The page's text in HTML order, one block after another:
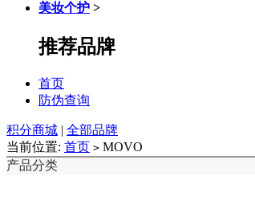
美妆个护 >
推荐品牌
首页
防伪查询
积分商城 | 全部品牌
当前位置: 首页 > MOVO
产品分类